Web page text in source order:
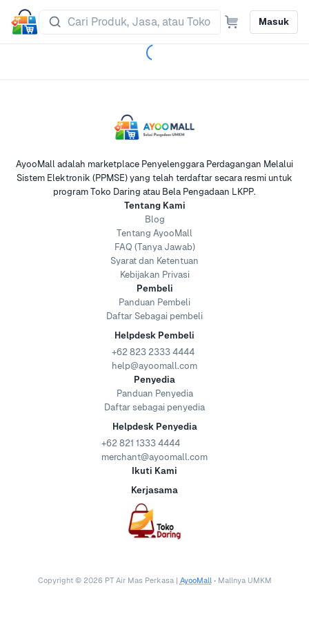
Masuk
AyooMall adalah marketplace Penyelenggara Perdagangan Melalui
Sistem Elektronik (PPMSE) yang telah terdaftar secara resmi untuk
program Toko Daring atau Bela Pengadaan LKPP.
Tentang Kami
Blog
Tentang AyooMall
FAQ (Tanya Jawab)
Syarat dan Ketentuan
Kebijakan Privasi
Pembeli
Panduan Pembeli
Daftar Sebagai pembeli
Helpdesk Pembeli
+62 823 2333 4444
help@ayoomall.com
Penyedia
Panduan Penyedia
Daftar sebagai penyedia
Helpdesk Penyedia
+62 821 1333 4444
merchant@ayoomall.com
Ikuti Kami
Kerjasama
Copyright © 2026 PT Air Mas Perkasa | AyooMall • Mallnya UMKM